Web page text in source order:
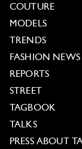
COUTURE
MODELS
TRENDS
FASHION NEWS
REPORTS
STREET
TAGBOOK
TALKS
PRESS ABOUT